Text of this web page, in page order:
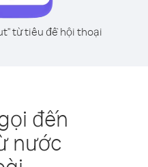
từ tiêu đề hội thoại
đến
nước